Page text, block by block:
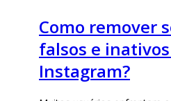
Como remover
falsos e
Instagram?